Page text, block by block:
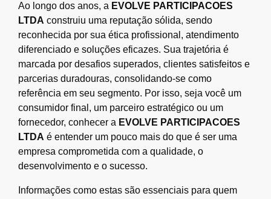
Ao longo dos anos, a EVOLVE PARTICIPACOES
LTDA construiu uma reputação sólida, sendo
reconhecida por sua ética profissional, atendimento
diferenciado e soluções eficazes. Sua trajetória é
marcada por desafios superados, clientes satisfeitos e
parcerias duradouras, consolidando-se como
referência em seu segmento. Por isso, seja você um
consumidor final, um parceiro estratégico ou um
fornecedor, conhecer a EVOLVE PARTICIPACOES
LTDA é entender um pouco mais do que é ser uma
empresa comprometida com a qualidade, o
desenvolvimento e o sucesso.
Informações como estas são essenciais para quem